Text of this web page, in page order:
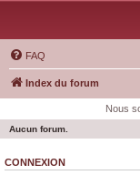
FAQ
Index du forum
Nous
Aucun forum.
CONNEXION